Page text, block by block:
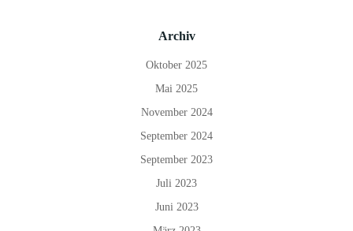
Archiv
Oktober 2025
Mai 2025
November 2024
September 2024
September 2023
Juli 2023
Juni 2023